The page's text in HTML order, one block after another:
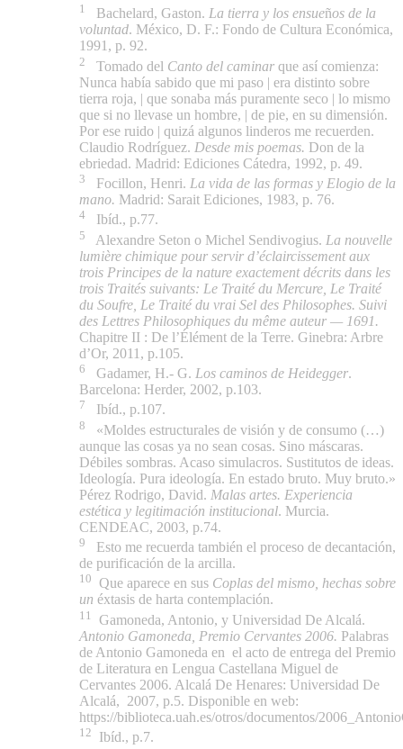
1 Bachelard, Gaston. La tierra y los ensueños de la
voluntad. México, D. F.: Fondo de Cultura Económica,
1991, p. 92.
2 Tomado del Canto del caminar que así comienza:
Nunca había sabido que mi paso | era distinto sobre
tierra roja, | que sonaba más puramente seco | lo mismo
que si no llevase un hombre, | de pie, en su dimensión.
Por ese ruido | quizá algunos linderos me recuerden.
Claudio Rodríguez. Desde mis poemas. Don de la
ebriedad. Madrid: Ediciones Cátedra, 1992, p. 49.
3 Focillon, Henri. La vida de las formas y Elogio de la
mano. Madrid: Sarait Ediciones, 1983, p. 76.
4 Ibíd., p.77.
5 Alexandre Seton o Michel Sendivogius. La nouvelle
lumière chimique pour servir d’éclaircissement aux
trois Principes de la nature exactement décrits dans les
trois Traités suivants: Le Traité du Mercure, Le Traité
du Soufre, Le Traité du vrai Sel des Philosophes. Suivi
des Lettres Philosophiques du même auteur — 1691.
Chapitre II : De l’Élément de la Terre. Ginebra: Arbre
d’Or, 2011, p.105.
6 Gadamer, H.- G. Los caminos de Heidegger.
Barcelona: Herder, 2002, p.103.
7 Ibíd., p.107.
8
«Moldes estructurales de visión y de consumo (…)
aunque las cosas ya no sean cosas. Sino máscaras.
Débiles sombras. Acaso simulacros. Sustitutos de ideas.
Ideología. Pura ideología. En estado bruto. Muy bruto.»
Pérez Rodrigo, David. Malas artes. Experiencia
estética y legitimación institucional. Murcia.
CENDEAC, 2003, p.74.
9
Esto me recuerda también el proceso de decantación,
de purificación de la arcilla.
10 Que aparece en sus Coplas del mismo, hechas sobre
un éxtasis de harta contemplación.
11
Gamoneda, Antonio, y Universidad De Alcalá.
Antonio Gamoneda, Premio Cervantes 2006. Palabras
de Antonio Gamoneda en el acto de entrega del Premio
de Literatura en Lengua Castellana Miguel de
Cervantes 2006. Alcalá De Henares: Universidad De
Alcalá, 2007, p.5. Disponible en web:
https://biblioteca.uah.es/otros/documentos/
12 Ibíd., p.7.